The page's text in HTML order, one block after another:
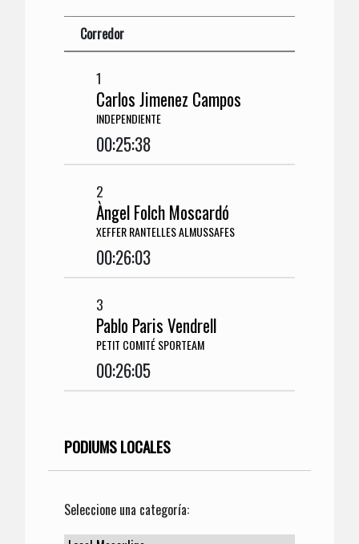
Corredor
1
Carlos Jimenez Campos
INDEPENDIENTE
00:25:38
2
Àngel Folch Moscardó
XEFFER RANTELLES ALMUSSAFES
00:26:03
3
Pablo Paris Vendrell
PETIT COMITÉ SPORTEAM
00:26:05
PODIUMS LOCALES
Seleccione una categoría: